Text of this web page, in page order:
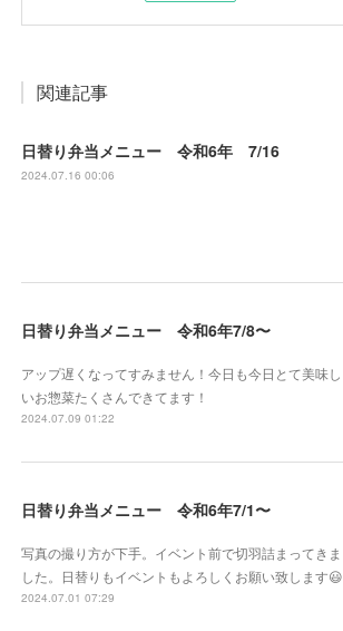
関連記事
日替り弁当メニュー 令和6年 7/16
2024.07.16 00:06
日替り弁当メニュー 令和6年7/8〜
アップ遅くなってすみません！今日も今日とて美味し
いお惣菜たくさんできてます！
2024.07.09 01:22
日替り弁当メニュー 令和6年7/1〜
写真の撮り方が下手。イベント前で切羽詰まってきま
した。日替りもイベントもよろしくお願い致します😃
2024.07.01 07:29